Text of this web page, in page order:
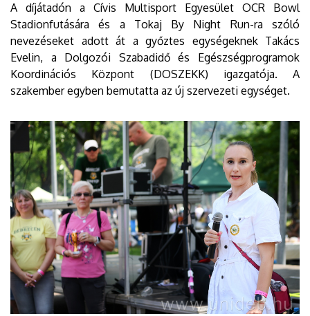
A díjátadón a Cívis Multisport Egyesület OCR Bowl
Stadionfutására és a Tokaj By Night Run-ra szóló
nevezéseket adott át a győztes egységeknek Takács
Evelin, a Dolgozói Szabadidő és Egészségprogramok
Koordinációs Központ (DOSZEKK) igazgatója. A
szakember egyben bemutatta az új szervezeti egységet.